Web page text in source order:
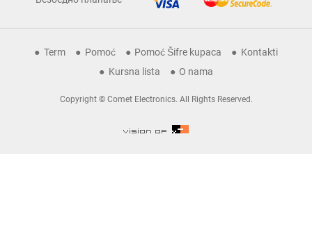
Term Pomoć Pomoć Šifre kupaca
Kontakti
Kursna lista
O nama
Copyright © Comet Electronics. All Rights Reserved.